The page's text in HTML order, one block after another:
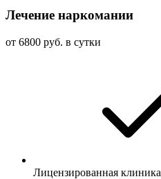
Лечение наркомании
от 6800 руб. в сутки
Лицензированная клиника